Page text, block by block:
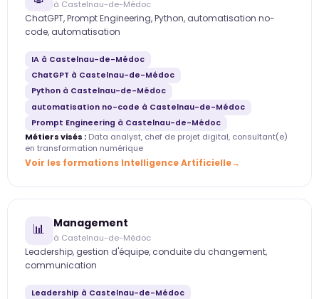
à Castelnau-de-Médoc
ChatGPT, Prompt Engineering, Python, automatisation no-
code, automatisation
IA à Castelnau-de-Médoc
ChatGPT à Castelnau-de-Médoc
Python à Castelnau-de-Médoc
automatisation no-code à Castelnau-de-Médoc
Prompt Engineering à Castelnau-de-Médoc
Métiers visés : Data analyst, chef de projet digital, consultant(e)
en transformation numérique
Voir les formations Intelligence Artificielle
📊 Management
à Castelnau-de-Médoc
Leadership, gestion d'équipe, conduite du changement,
communication
Leadership à Castelnau-de-Médoc